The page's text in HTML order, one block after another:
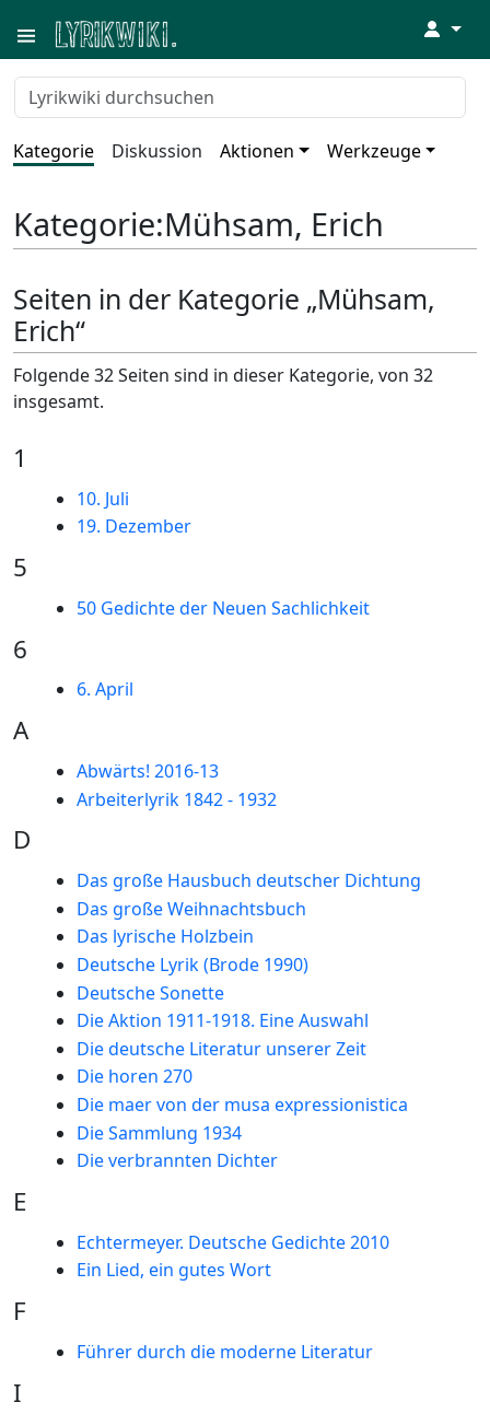
↓
Kategorie Diskussion Aktionen Werkzeuge
Kategorie:Mühsam, Erich
Seiten in der Kategorie „Mühsam,
Erich“
Folgende 32 Seiten sind in dieser Kategorie, von 32
insgesamt.
1
10. Juli
19. Dezember
5
50 Gedichte der Neuen Sachlichkeit
6
6. April
A
Abwärts! 2016-13
Arbeiterlyrik 1842 - 1932
D
Das große Hausbuch deutscher Dichtung
Das große Weihnachtsbuch
Das lyrische Holzbein
Deutsche Lyrik (Brode 1990)
Deutsche Sonette
Die Aktion 1911-1918. Eine Auswahl
Die deutsche Literatur unserer Zeit
Die horen 270
Die maer von der musa expressionistica
Die Sammlung 1934
Die verbrannten Dichter
E
Echtermeyer. Deutsche Gedichte 2010
Ein Lied, ein gutes Wort
F
Führer durch die moderne Literatur
I